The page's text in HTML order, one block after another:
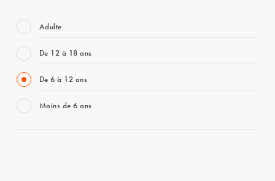
Adulte
De 12 à 18 ans
De 6 à 12 ans
Moins de 6 ans